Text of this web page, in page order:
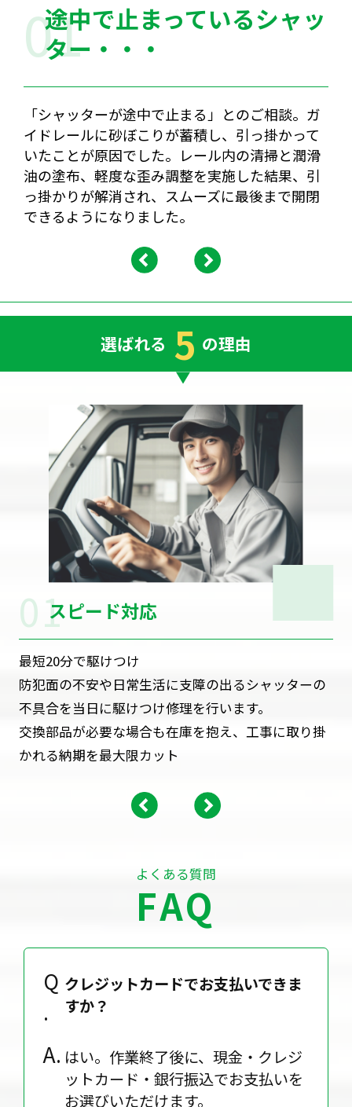
途中で止まっているシャッ
ター・・・
「シャッターが途中で止まる」とのご相談。ガ
イドレールに砂ぼこりが蓄積し、引っ掛かって
いたことが原因でした。レール内の清掃と潤滑
油の塗布、軽度な歪み調整を実施した結果、引
っ掛かりが解消され、スムーズに最後まで開閉
できるようになりました。
選ばれる 5 の理由
スピード対応
最短20分で駆けつけ
防犯面の不安や日常生活に支障の出るシャッターの
不具合を当日に駆けつけ修理を行います。
交換部品が必要な場合も在庫を抱え、工事に取り掛
かれる納期を最大限カット
よくある質問
FAQ
クレジットカードでお支払いできま
すか？
はい。作業終了後に、現金・クレジ
ットカード・銀行振込でお支払いを
お選びいただけます。